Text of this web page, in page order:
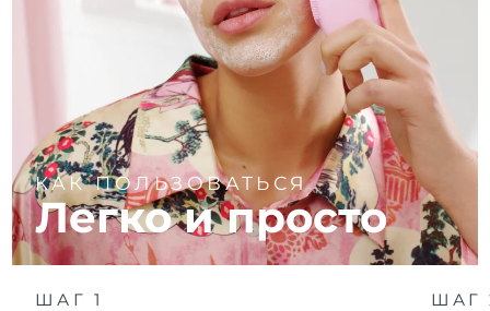
КАК ПОЛЬЗОВАТЬСЯ
Легко и просто
ШАГ 1 ШАГ